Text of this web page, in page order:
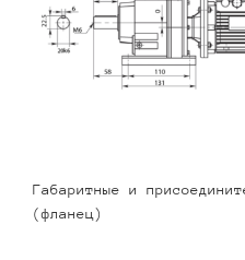
Габаритные и
(фланец)